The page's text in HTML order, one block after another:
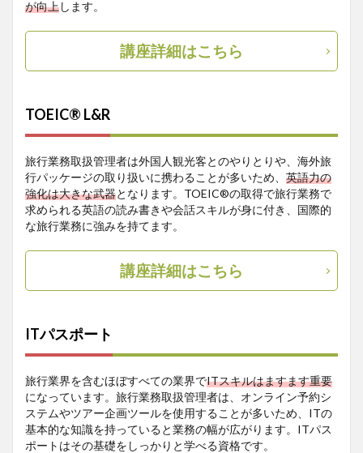
が向上します。
講座詳細はこちら
TOEIC® L&R
旅行業務取扱管理者は外国人観光客とのやりとりや、海外旅
行パッケージの取り扱いに携わることが多いため、 英語力の
強化は大きな武器となります。TOEIC®の取得で旅行業務で
求められる英語の読み書きや会話スキルが身に付き、国際的
な旅行業務に強みを持てます。
講座詳細はこちら
ITパスポート
旅行業界を含むほぼすべての業界でITスキルはますます重要
になっています。旅行業務取扱管理者は、オンライン予約シ
ステムやツアー企画ツールを使用することが多いため、ITの
基本的な知識を持っていると業務の幅が広がります。ITパス
ポートはその基礎をしっかりと学べる資格です。